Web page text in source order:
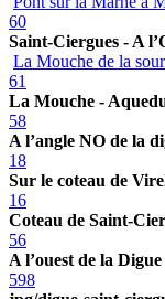
60
Saint-Ciergues - A
La Mouche de la
61
La Mouche -
58
A l’angle NO de la
18
Sur le coteau de
16
Coteau de Saint-
56
A l’ouest de la
598